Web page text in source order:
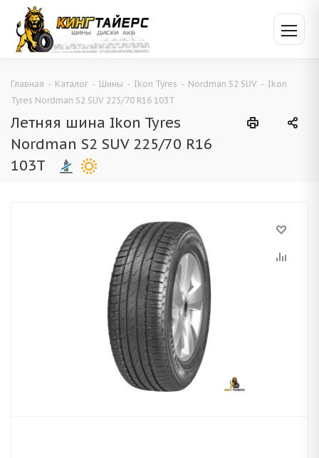
Главная - Каталог - Шины - Ikon Tyres - Nordman S2 SUV - Ikon
Tyres Nordman S2 SUV 225/70 R16 103T
Летняя шина Ikon Tyres
Nordman S2 SUV 225/70 R16
103T